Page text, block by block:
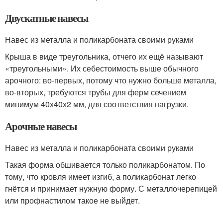
Двускатные навесы
Навес из металла и поликарбоната своими руками
Крыша в виде треугольника, отчего их ещё называют
«треугольными». Их себестоимость выше обычного
арочного: во-первых, потому что нужно больше металла,
во-вторых, требуются трубы для ферм сечением
минимум 40х40х2 мм, для соответствия нагрузки.
Арочные навесы
Навес из металла и поликарбоната своими руками
Такая форма обшивается только поликарбонатом. По
тому, что кровля имеет изгиб, а поликарбонат легко
гнётся и принимает нужную форму. С металлочерепицей
или профнастилом такое не выйдет.